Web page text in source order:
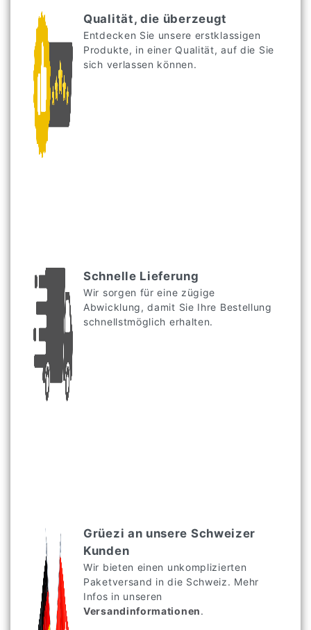
Qualität, die überzeugt
Entdecken Sie unsere erstklassigen
Produkte, in einer Qualität, auf die Sie
sich verlassen können.
Schnelle Lieferung
Wir sorgen für eine zügige
Abwicklung, damit Sie Ihre Bestellung
schnellstmöglich erhalten.
Grüezi an unsere Schweizer
Kunden
Wir bieten einen unkomplizierten
Paketversand in die Schweiz. Mehr
Infos in unseren
Versandinformationen.